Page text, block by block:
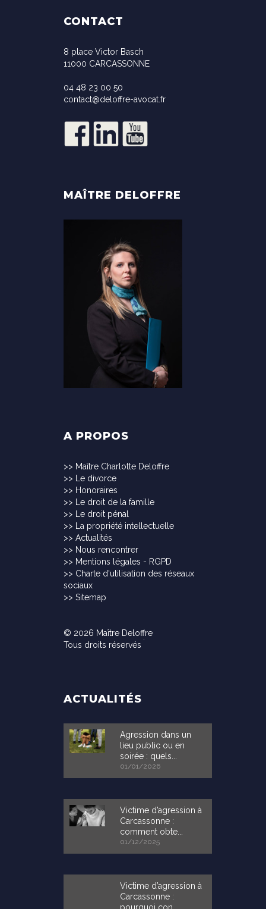
CONTACT
8 place Victor Basch
11000 CARCASSONNE
04 48 23 00 50
contact@deloffre-avocat.fr
MAÎTRE DELOFFRE
A PROPOS
>> Maître Charlotte Deloffre
>>
Le divorce
>> Honoraires
>>
Le droit de la famille
>>
Le droit pénal
>>
La propriété intellectuelle
>> Actualités
>> Nous rencontrer
>> Mentions légales - RGPD
>> Charte d'utilisation des réseaux
sociaux
>> Sitemap
© 2026 Maître Deloffre
Tous droits réservés
ACTUALITÉS
Agression dans un
lieu public ou en
soirée : quels...
01/01/2026
Victime d’agression à
Carcassonne :
comment obte...
01/12/2025
Victime d’agression à
Carcassonne :